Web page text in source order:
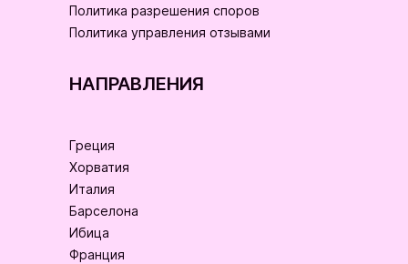
Политика разрешения споров
Политика управления отзывами
НАПРАВЛЕНИЯ
Греция
Хорватия
Италия
Барселона
Ибица
Франция